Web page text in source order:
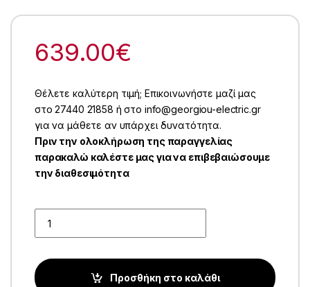
639.00€
Θέλετε καλύτερη τιμή; Επικοινωνήστε μαζί μας
στο 27440 21858 ή στο info@georgiou-electric.gr
για να μάθετε αν υπάρχει δυνατότητα.
Πριν την ολοκλήρωση της παραγγελίας
παρακαλώ καλέστε μας για να επιβεβαιώσουμε
την διαθεσιμότητα
Προσθήκη στο καλάθι